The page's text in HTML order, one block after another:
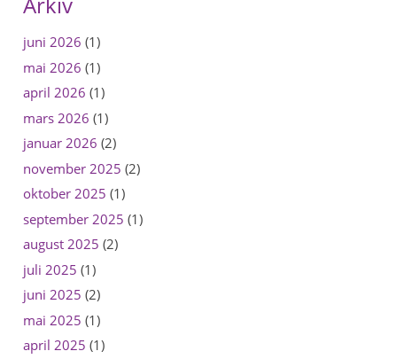
juni 2026 (1)
mai 2026 (1)
april 2026 (1)
mars 2026 (1)
januar 2026 (2)
november 2025 (2)
oktober 2025 (1)
september 2025 (1)
august 2025 (2)
juli 2025 (1)
juni 2025 (2)
mai 2025 (1)
april 2025 (1)